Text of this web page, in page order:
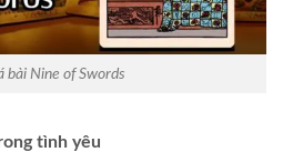
bài Nine of Swords
tình yêu